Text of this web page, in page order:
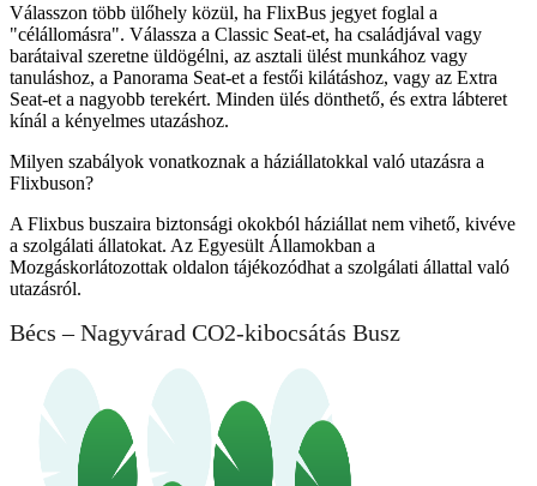
Válasszon több ülőhely közül, ha FlixBus jegyet foglal a
"célállomásra". Válassza a Classic Seat-et, ha családjával vagy
barátaival szeretne üldögélni, az asztali ülést munkához vagy
tanuláshoz, a Panorama Seat-et a festői kilátáshoz, vagy az Extra
Seat-et a nagyobb terekért. Minden ülés dönthető, és extra lábteret
kínál a kényelmes utazáshoz.
Milyen szabályok vonatkoznak a háziállatokkal való utazásra a
Flixbuson?
A Flixbus buszaira biztonsági okokból háziállat nem vihető, kivéve
a szolgálati állatokat. Az Egyesült Államokban a
Mozgáskorlátozottak oldalon tájékozódhat a szolgálati állattal való
utazásról.
Bécs – Nagyvárad CO2-kibocsátás Busz